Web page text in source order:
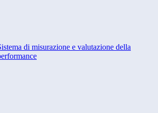
di misurazione e valutazione della